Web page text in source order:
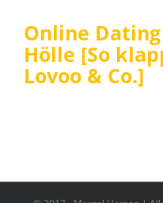
Online
Hölle [So
Lovoo & Co.]